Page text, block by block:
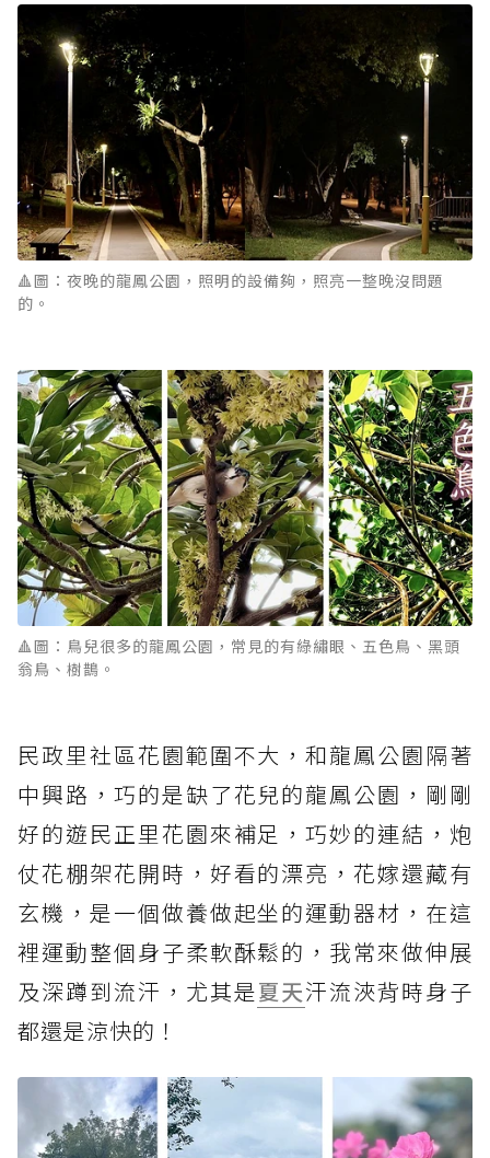
🔺圖：夜晚的龍鳳公園，照明的設備夠，照亮一整晚沒問題
的。
🔺圖：鳥兒很多的龍鳳公園，常見的有綠繡眼、五色鳥、黑頭
翁鳥、樹鵲。
民政里社區花園範圍不大，和龍鳳公園隔著
中興路，巧的是缺了花兒的龍鳳公園，剛剛
好的遊民正里花園來補足，巧妙的連結，炮
仗花棚架花開時，好看的漂亮，花嫁還藏有
玄機，是一個做養做起坐的運動器材，在這
裡運動整個身子柔軟酥鬆的，我常來做伸展
及深蹲到流汗，尤其是夏天汗流浹背時身子
都還是涼快的！